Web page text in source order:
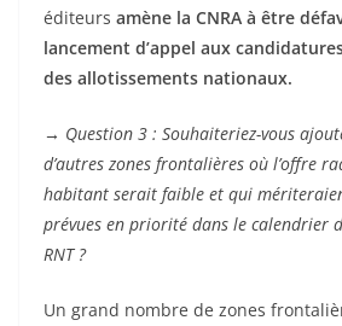
éditeurs amène la CNRA à être
lancement d’appel aux
des allotissements nationaux.
→ Question 3 : Souhaiteriez-vous
d’autres zones frontalières où l’offre
habitant serait faible et qui
prévues en priorité dans le calendrier
RNT ?
Un grand nombre de zones